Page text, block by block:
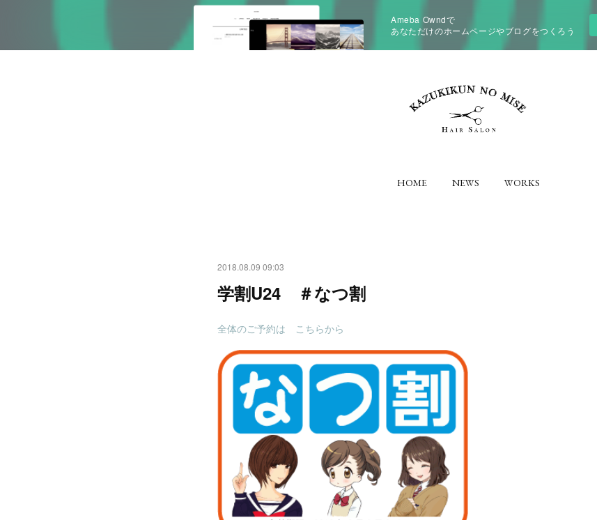
Ameba Owndで
あなただけのホームページやブログをつくろう
HOME NEWS WORKS
2018.08.09 09:03
学割U24 ＃なつ割
全体のご予約は こちらから